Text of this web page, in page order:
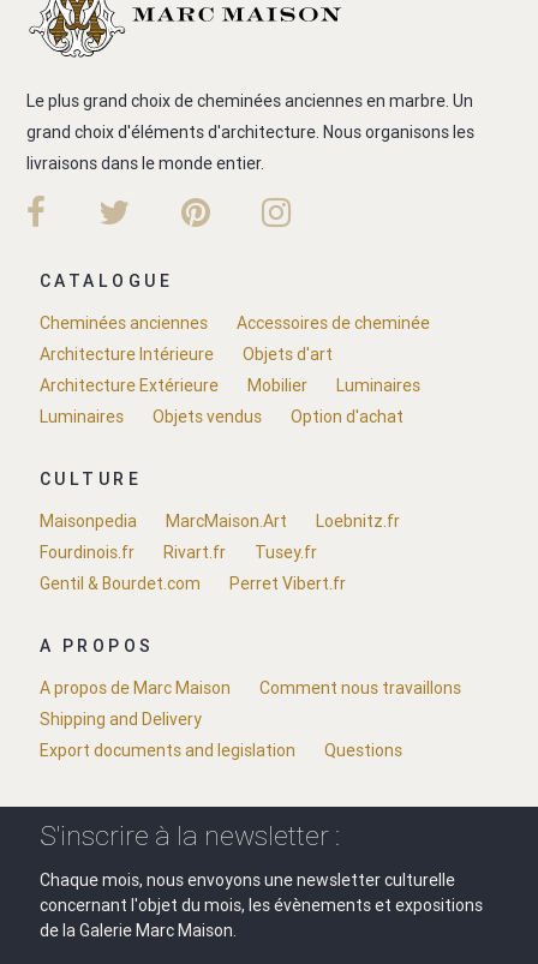
Le plus grand choix de cheminées anciennes en marbre. Un
grand choix d'éléments d'architecture. Nous organisons les
livraisons dans le monde entier.
CATALOGUE
Cheminées anciennes
Accessoires de cheminée
Architecture Intérieure
Objets d'art
Architecture Extérieure
Mobilier
Luminaires
Luminaires
Objets vendus Option d'achat
CULTURE
Maisonpedia
MarcMaison.Art
Loebnitz.fr
Fourdinois.fr
Rivart.fr
Tusey.fr
Gentil & Bourdet.com
Perret Vibert.fr
A PROPOS
A propos de Marc Maison
Comment nous travaillons
Shipping and Delivery
Export documents and legislation
Questions
S'inscrire à la newsletter :
Chaque mois, nous envoyons une newsletter culturelle
concernant l'objet du mois, les évènements et expositions
de la Galerie Marc Maison.